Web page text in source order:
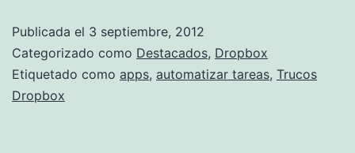
Dropbox
Publicada el 3 septiembre, 2012
Categorizado como Destacados, Dropbox
Etiquetado como apps, automatizar tareas, Trucos
Dropbox